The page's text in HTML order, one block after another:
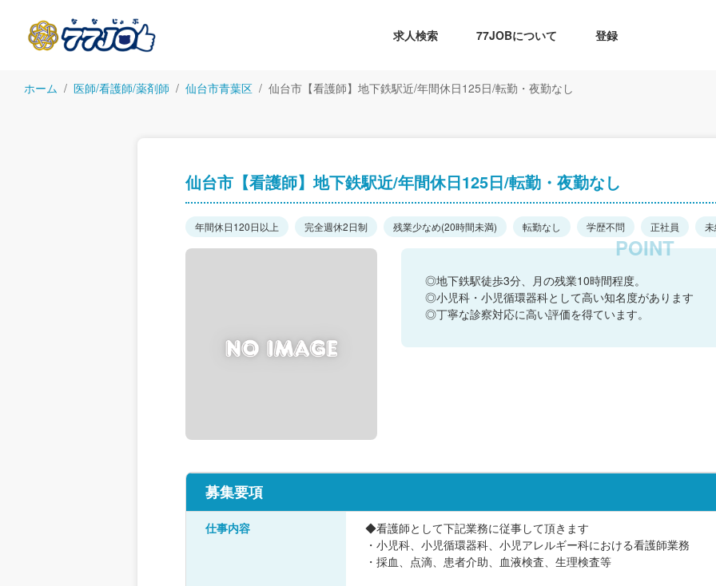
求人検索 77JOBについて
登録
ホーム 医師/看護師/薬剤師 仙台市青葉区 仙台市【看護師】地下鉄駅近/年間休日125日/転勤・夜勤なし
仙台市【看護師】地下鉄駅近/年間休日125日/転勤・夜勤なし
年間休日120日以上 完全週休2日制 残業少なめ(20時間未満) 転勤なし 学歴不問 正社員
◎地下鉄駅徒歩3分、月の残業10時間程度。
◎小児科・小児循環器科として高い知名度があります
◎丁寧な診察対応に高い評価を得ています。
募集要項
仕事内容
◆看護師として下記業務に従事して頂きます
・小児科、小児循環器科、小児アレルギー科における看護師業務
・採血、点滴、患者介助、血液検査、生理検査等